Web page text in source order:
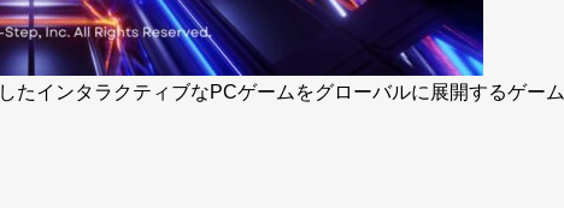
インタラクティブなPCゲームをグローバルに展開するゲー